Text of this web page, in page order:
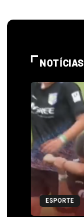
NOTÍCIAS
ESPORTE